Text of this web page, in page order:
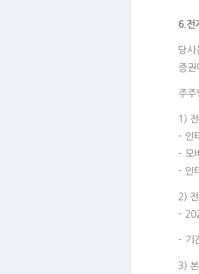
6.전
당사
증권
주주
1)
– 인
– 모
– 인
2)
–
– 기
3)